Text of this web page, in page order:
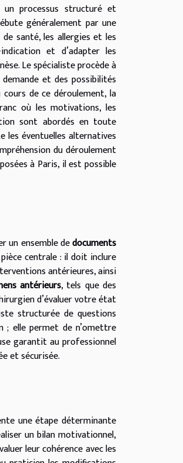
processus structuré et
généralement par une
santé, les allergies et les
et d’adapter les
Le spécialiste procède à
et des possibilités
de ce déroulement, la
où les motivations, les
sont abordés en toute
les éventuelles alternatives
du déroulement
à Paris, il est possible
un ensemble dedocuments
centrale : il doit inclure
antérieures, ainsi
antérieurs, tels que des
d’évaluer votre état
structurée de questions
; elle permet de n’omettre
garantit au professionnel
et sécurisée.
une étape déterminante
un bilan motivationnel,
leur cohérence avec les